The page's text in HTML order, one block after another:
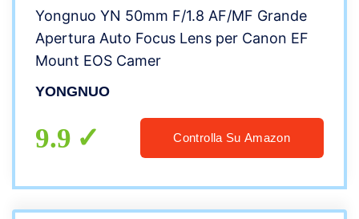
Yongnuo YN 50mm F/1.8 AF/MF Grande
Apertura Auto Focus Lens per Canon EF
Mount EOS Camer
YONGNUO
9.9 Controlla Su Amazon